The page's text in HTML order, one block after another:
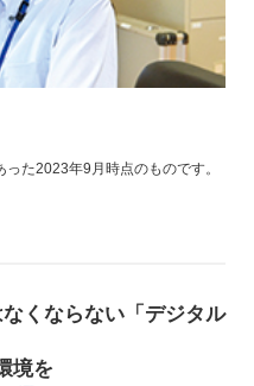
った2023年9月時点のものです。
くならない「デジタル
境を